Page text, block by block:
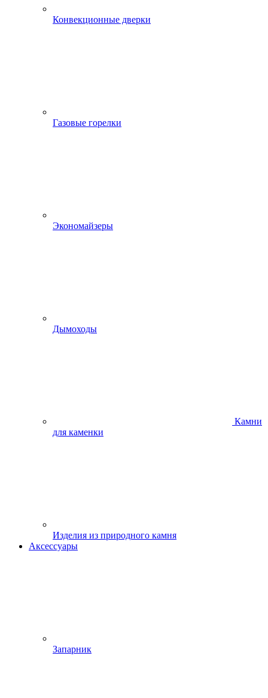
Конвекционные дверки
Газовые горелки
Экономайзеры
Дымоходы
Камни
для каменки
Изделия из природного камня
Аксессуары
Запарник